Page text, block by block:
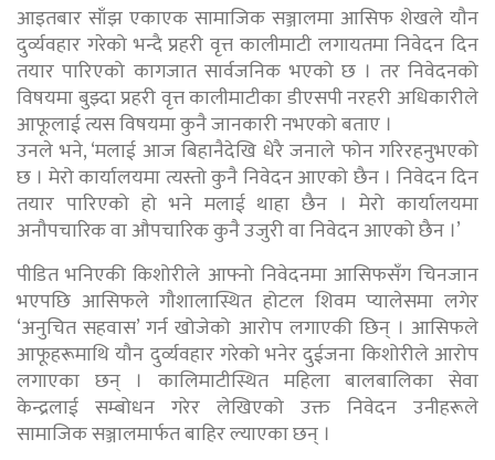
आइतबार साँझ एकाएक सामाजिक सञ्जालमा आसिफ शेखले यौन
दुर्व्यवहार गरेको भन्दै प्रहरी वृत्त कालीमाटी लगायतमा निवेदन दिन
तयार पारिएको कागजात सार्वजनिक भएको छ । तर निवेदनको
विषयमा बुझ्दा प्रहरी वृत्त कालीमाटीका डीएसपी नरहरी अधिकारीले
आफूलाई त्यस विषयमा कुनै जानकारी नभएको बताए ।
उनले भने, ‘मलाई आज बिहानैदेखि धेरै जनाले फोन गरिरहनुभएको
छ । मेरो कार्यालयमा त्यस्तो कुनै निवेदन आएको छैन । निवेदन दिन
तयार पारिएको हो भने मलाई थाहा छैन । मेरो कार्यालयमा
अनौपचारिक वा औपचारिक कुनै उजुरी वा निवेदन आएको छैन ।’
पीडित भनिएकी किशोरीले आफ्नो निवेदनमा आसिफसँग चिनजान
भएपछि आसिफले गौशालास्थित होटल शिवम प्यालेसमा लगेर
‘अनुचित सहवास’ गर्न खोजेको आरोप लगाएकी छिन् । आसिफले
आफूहरूमाथि यौन दुर्व्यवहार गरेको भनेर दुईजना किशोरीले आरोप
लगाएका छन् । कालिमाटीस्थित महिला बालबालिका सेवा
केन्द्रलाई सम्बोधन गरेर लेखिएको उक्त निवेदन उनीहरूले
सामाजिक सञ्जालमार्फत बाहिर ल्याएका छन् ।